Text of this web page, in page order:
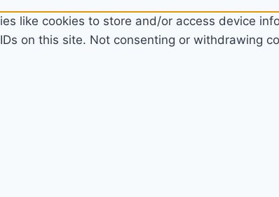
like cookies to store and/or access device
on this site. Not consenting or withdrawing